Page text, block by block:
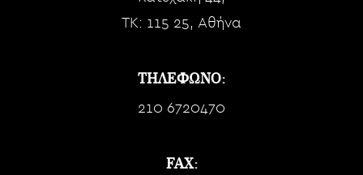
TK: 115 25, Αθήνα
ΤΗΛΕΦΩΝΟ:
210 6720470
FAX: